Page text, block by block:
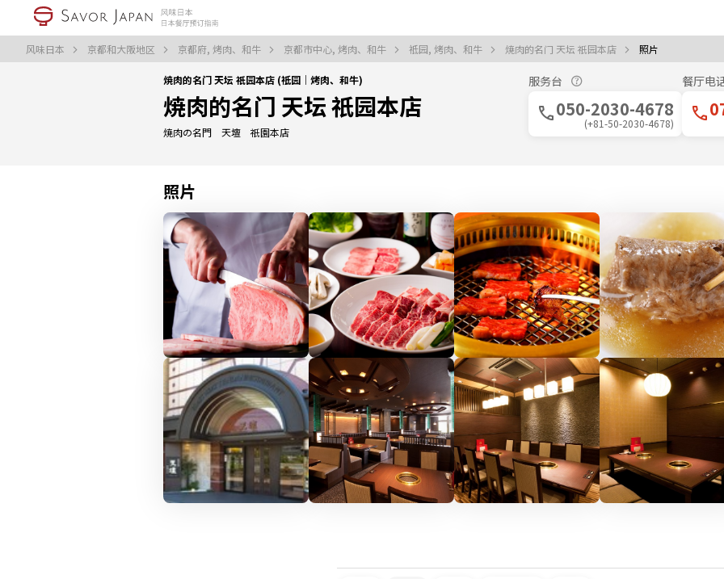
风味日本 京都和大阪地区 京都府, 烤肉、和牛 京都市中心, 烤肉、和牛 祗园, 烤肉、和牛 焼肉的名门 天坛 祇园本店 照片
焼肉的名门 天坛 祇园本店 (祗园｜烤肉、和牛)
焼肉的名门 天坛 祇园本店
焼肉の名門 天壇 祇園本店
服务台
050-2030-4678
(+81-50-2030-4678)
餐厅电
照片